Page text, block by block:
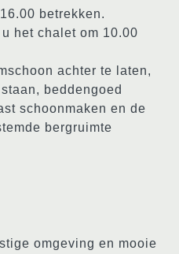
betrekken.
het chalet om 10.00
achter te laten,
beddengoed
schoonmaken en de
bergruimte
omgeving en mooie